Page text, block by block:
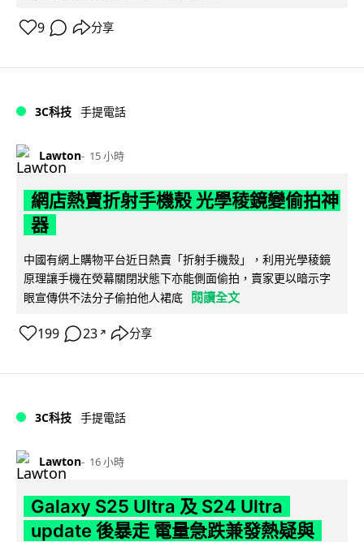
9 分享
3C科技 手提電話
Lawton 15 小時
網店熱賣折射手機殼 光學稜鏡變偷拍神
器
中國有網上購物平台近日熱賣「折射手機殼」，利用光學稜鏡
原理讓手機在熒幕關閉狀態下亦能側面偷拍，賣家更以暗示字
眼宣傳供不法分子偷拍他人裙底 閱讀全文
199 23 ↗ 分享
3C科技 手提電話
Lawton 16 小時
Galaxy S25 Ultra 及 S24 Ultra
update 後暴走 電量急跌兼發熱疑與